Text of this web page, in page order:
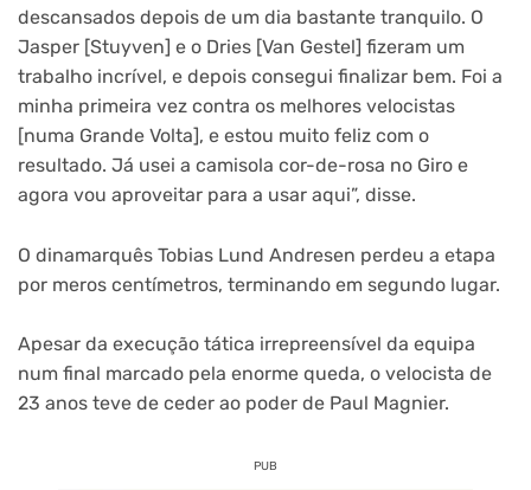
descansados ​​depois de um dia bastante tranquilo. O
Jasper [Stuyven] e o Dries [Van Gestel] fizeram um
trabalho incrível, e depois consegui finalizar bem. Foi a
minha primeira vez contra os melhores velocistas
[numa Grande Volta], e estou muito feliz com o
resultado. Já usei a camisola cor-de-rosa no Giro e
agora vou aproveitar para a usar aqui”, disse.
O dinamarquês Tobias Lund Andresen perdeu a etapa
por meros centímetros, terminando em segundo lugar.
Apesar da execução tática irrepreensível da equipa
num final marcado pela enorme queda, o velocista de
23 anos teve de ceder ao poder de Paul Magnier.
PUB